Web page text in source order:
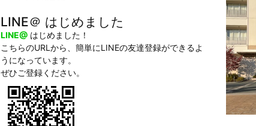
LINE＠ はじめました
LINE@はじめました！
こちらのURLから、簡単にLINEの友達登録ができるよ
うになっています。
ぜひご登録ください。